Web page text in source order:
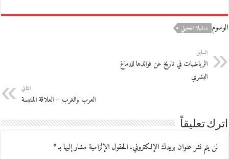
الوسوم د.شهلا العجيلي
السابق
الرياضيات في تاريخ عن فوائدها للدماغ
البشري
التالي
العرب والغرب – العلاقة الملتبسة
اترك تعليقاً
لن يتم نشر عنوان بريدك الإلكتروني.الحقول الإلزامية مشار إليها بـ*